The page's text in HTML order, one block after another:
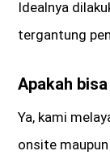
Idealnya
tergantung
Apakah
Ya, kami
onsite